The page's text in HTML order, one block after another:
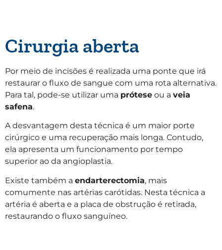
Cirurgia aberta
Por meio de incisões é realizada uma ponte que irá
restaurar o fluxo de sangue com uma rota alternativa.
Para tal, pode-se utilizar uma prótese ou a veia
safena.
A desvantagem desta técnica é um maior porte
cirúrgico e uma recuperação mais longa. Contudo,
ela apresenta um funcionamento por tempo
superior ao da angioplastia.
Existe também a endarterectomia, mais
comumente nas artérias carótidas. Nesta técnica a
artéria é aberta e a placa de obstrução é retirada,
restaurando o fluxo sanguíneo.